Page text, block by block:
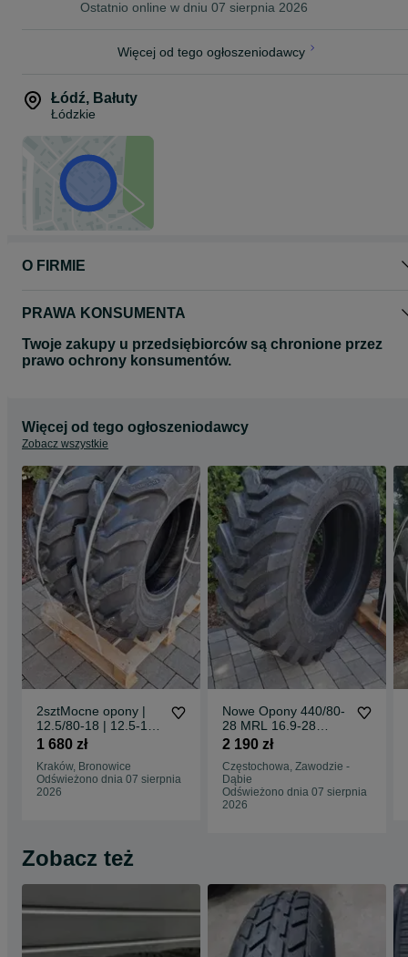
Ostatnio online w dniu 07 sierpnia 2026
Więcej od tego ogłoszeniodawcy
Łódź, Bałuty
Łódzkie
O FIRMIE
PRAWA KONSUMENTA
Twoje zakupy u przedsiębiorców są chronione przez
prawo ochrony konsumentów.
Więcej od tego ogłoszeniodawcy
Zobacz wszystkie
2sztMocne opony |
12.5/80-18 | 12.5-18
MOCNE 12PR
1 680 zł
Kraków, Bronowice
Odświeżono dnia 07 sierpnia
2026
Nowe Opony 440/80-
28 MRL 16.9-28
16PR 440/80-28
opony pobranie
dostawa 0zł
2 190 zł
Częstochowa, Zawodzie -
Dąbie
Odświeżono dnia 07 sierpnia
2026
Zobacz też